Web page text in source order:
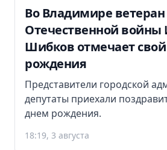
Во Владимире
Отечественной войны
Шибков отмечает свой
рождения
Представители городской
депутаты приехали
днем рождения.
18:19, 3 августа